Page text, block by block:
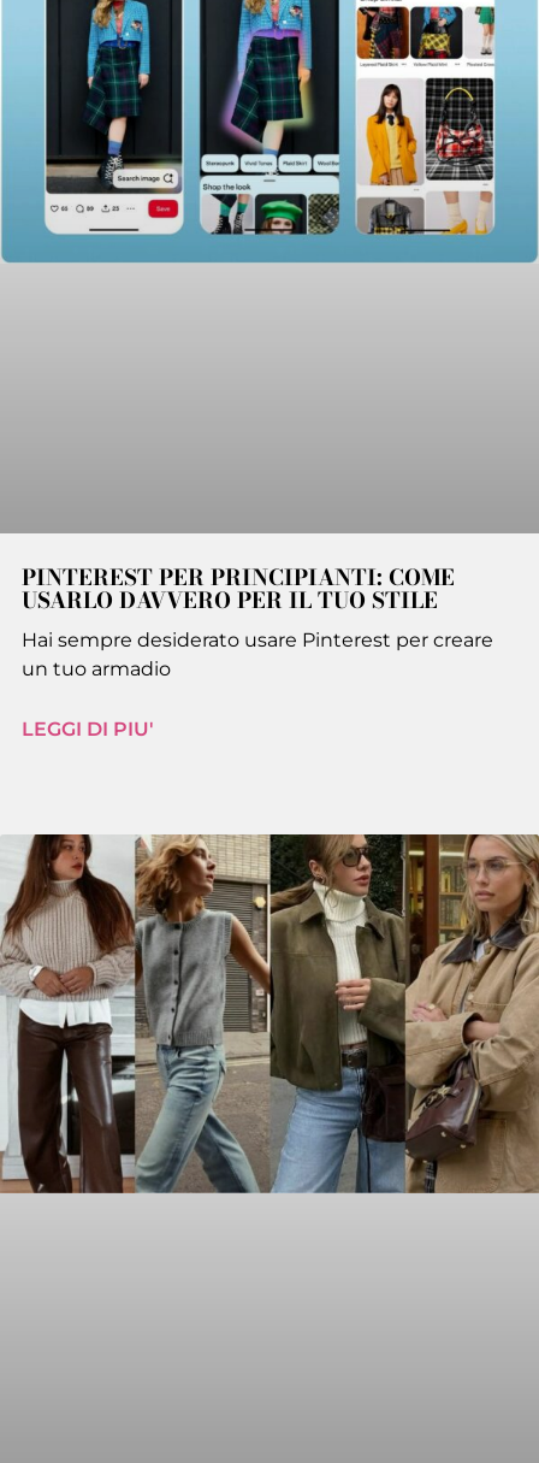
PINTEREST PER PRINCIPIANTI: COME
USARLO DAVVERO PER IL TUO STILE
Hai sempre desiderato usare Pinterest per creare
un tuo armadio
LEGGI DI PIU'